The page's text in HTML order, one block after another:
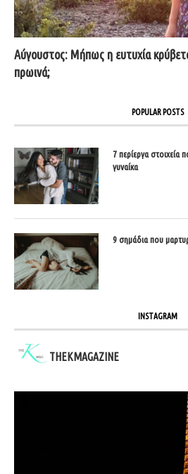
Αύγουστος: Μήπως η ευτυχία
πρωινά;
POPULAR POSTS
7 περίεργα στοιχεία
γυναίκα
9 σημάδια που
INSTAGRAM
THEKMAGAZINE